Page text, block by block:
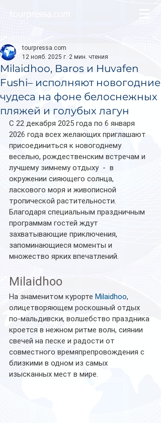
Milaidhoo, Baros и Huvafen
Fushi– исполняют новогодние
чудеса на фоне белоснежных
пляжей и голубых лагун
tourpressa.com
12 нояб. 2025 г. 2 мин. чтения
С 22 декабря 2025 года по 6 января
2026 года всех желающих приглашают
присоединиться к новогоднему
веселью, рождественским встречам и
лучшему зимнему отдыху  -  в
окружении сияющего солнца,
ласкового моря и живописной
тропической растительности.
Благодаря специальным праздничным
программам гостей ждут
захватывающие приключения,
запоминающиеся моменты и
множество ярких впечатлений.
Milaidhoo
На знаменитом курорте Milaidhoo,
олицетворяющем роскошный отдых
по-мальдивски, волшебство праздника
кроется в нежном ритме волн, сиянии
свечей на песке и радости от
совместного времяпрепровождения с
близкими в одном из самых
изысканных мест в мире.